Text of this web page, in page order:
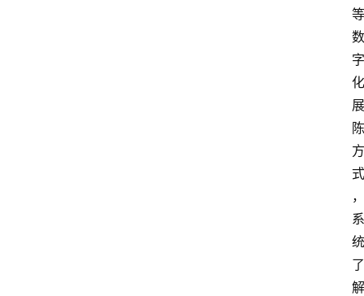
等
数
字
化
展
陈
方
式
，
系
统
了
解